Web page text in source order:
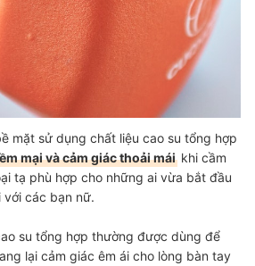
mặt sử dụng chất liệu cao su tổng hợp
mại và cảm giác thoải mái khi cầm
tạ phù hợp cho những ai vừa bắt đầu
các bạn nữ.
su tổng hợp thường được dùng để
lại cảm giác êm ái cho lòng bàn tay